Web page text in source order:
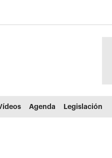
Agenda Legislación